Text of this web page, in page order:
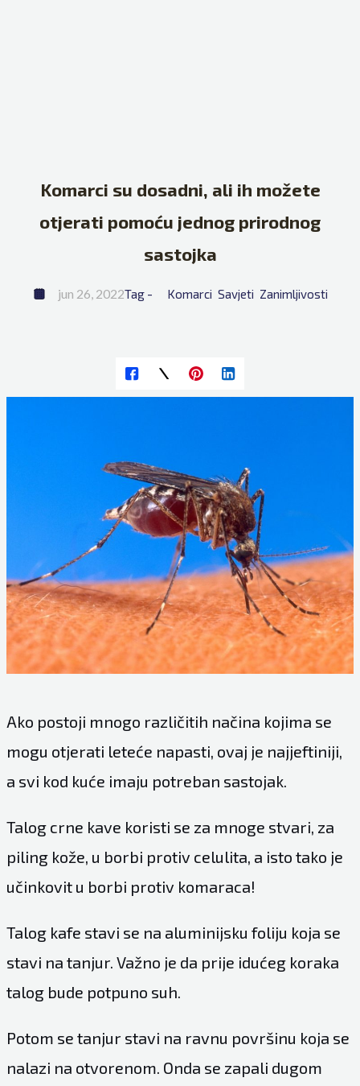
Komarci su dosadni, ali ih možete
otjerati pomoću jednog prirodnog
sastojka
jun 26, 2022Tag - Komarci Savjeti Zanimljivosti
Ako postoji mnogo različitih načina kojima se
mogu otjerati leteće napasti, ovaj je najjeftiniji,
a svi kod kuće imaju potreban sastojak.
Talog crne kave koristi se za mnoge stvari, za
piling kože, u borbi protiv celulita, a isto tako je
učinkovit u borbi protiv komaraca!
Talog kafe stavi se na aluminijsku foliju koja se
stavi na tanjur. Važno je da prije idućeg koraka
talog bude potpuno suh.
Potom se tanjur stavi na ravnu površinu koja se
nalazi na otvorenom. Onda se zapali dugom